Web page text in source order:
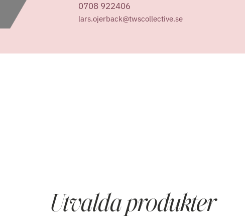
0708 922406
lars.ojerback@twscollective.se
Utvalda produkter